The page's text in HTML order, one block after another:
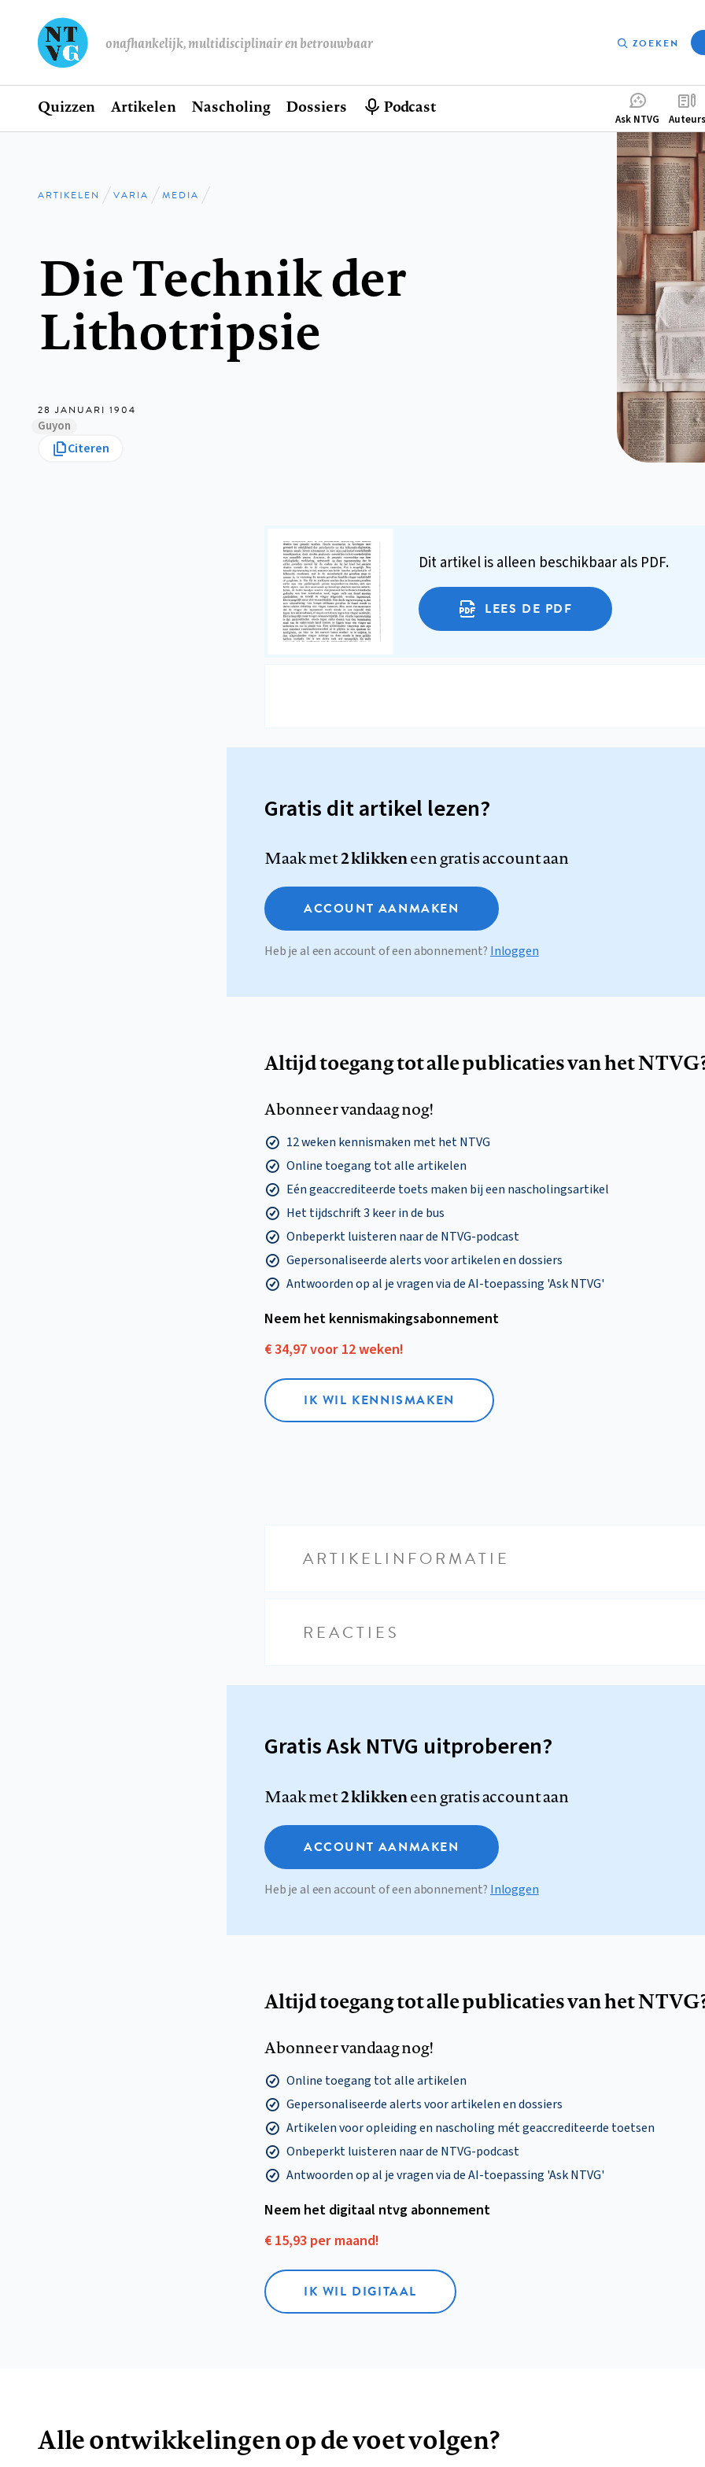
onafhankelijk, multidisciplinair en betrouwbaar ZOEKEN
Hoofdnavigatie
Home
Quizzen Artikelen Nascholing Dossiers Podcast
menu
Ask NTVG Auteurs
Kruimelpad
ARTIKELEN VARIA MEDIA
Die Technik der
Lithotripsie
28 JANUARI 1904
Guyon
Citeren
Dit artikel is alleen beschikbaar als PDF.
LEES DE PDF
Gratis dit artikel lezen?
Maak met2 klikkeneen gratis account aan
ACCOUNT AANMAKEN
Heb je al een account of een abonnement? Inloggen
Altijd toegang tot alle publicaties van het
Abonneer vandaag nog!
12 weken kennismaken met het NTVG
Online toegang tot alle artikelen
Eén geaccrediteerde toets maken bij een nascholingsartikel
Het tijdschrift 3 keer in de bus
Onbeperkt luisteren naar de NTVG-podcast
Gepersonaliseerde alerts voor artikelen en dossiers
Antwoorden op al je vragen via de AI-toepassing 'Ask NTVG'
Neem het kennismakings­abonnement
€ 34,97 voor 12 weken!
IK WIL KENNISMAKEN
ARTIKELINFORMATIE
REACTIES
Gratis Ask NTVG uitproberen?
Maak met2 klikkeneen gratis account aan
ACCOUNT AANMAKEN
Heb je al een account of een abonnement? Inloggen
Altijd toegang tot alle publicaties van het
Abonneer vandaag nog!
Online toegang tot alle artikelen
Gepersonaliseerde alerts voor artikelen en dossiers
Artikelen voor opleiding en nascholing mét geaccrediteerde toetsen
Onbeperkt luisteren naar de NTVG-podcast
Antwoorden op al je vragen via de AI-toepassing 'Ask NTVG'
Neem het digitaal ntvg abonnement
€ 15,93 per maand!
IK WIL DIGITAAL
Alle ontwikkelingen op de voet volgen?